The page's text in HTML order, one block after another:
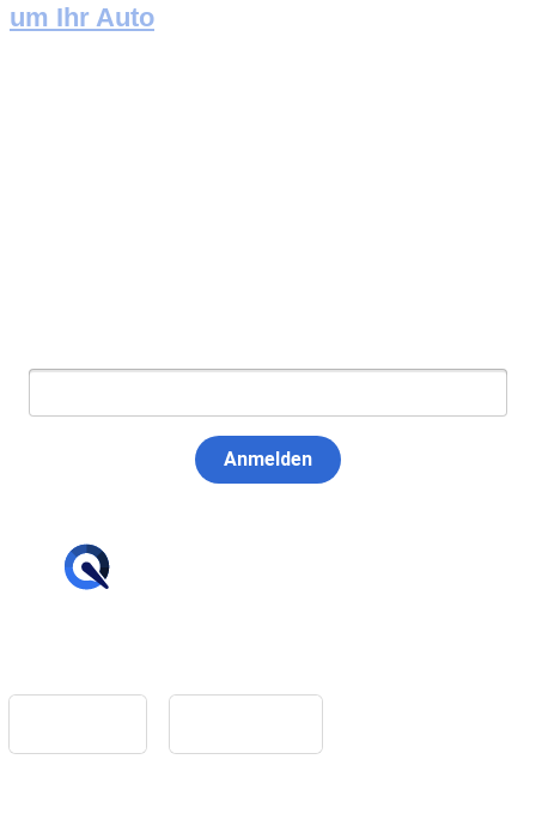
um Ihr Auto
Anmelden